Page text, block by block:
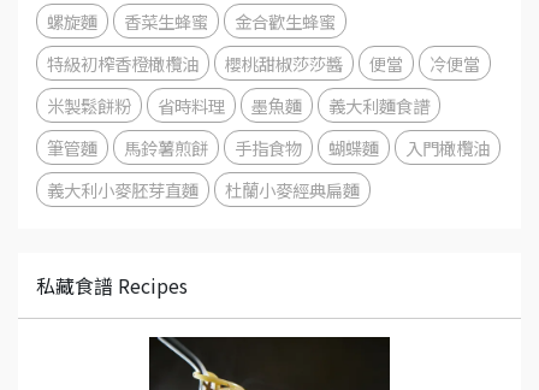
螺旋麵
香菜生蜂蜜
金合歡生蜂蜜
特級初榨香橙橄欖油
櫻桃甜椒莎莎醬 便當
冷便當
米製鬆餅粉
省時料理 墨魚麵
義大利麵食譜
筆管麵
馬鈴薯煎餅 手指食物 蝴蝶麵
入門橄欖油
義大利小麥胚芽直麵
杜蘭小麥經典扁麵
私藏食譜 Recipes